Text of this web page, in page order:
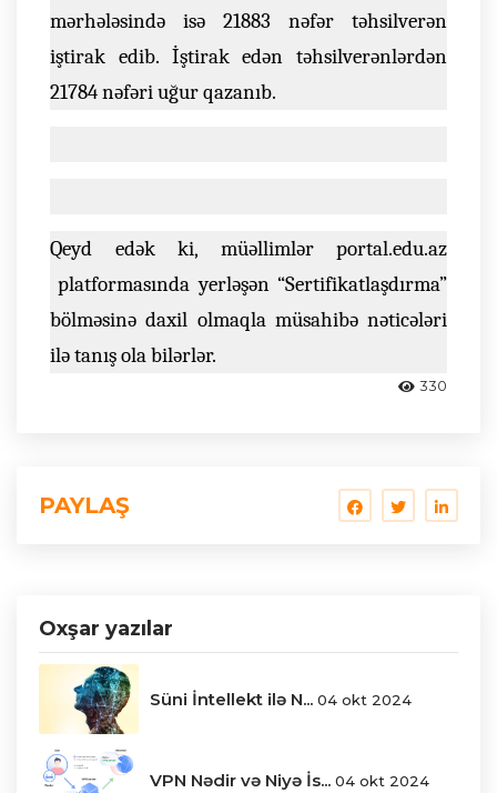
mərhələsində isə 21883 nəfər təhsilverən
iştirak edib. İştirak edən təhsilverənlərdən
21784 nəfəri uğur qazanıb.
Qeyd edək ki, müəllimlər portal.edu.az
platformasında yerləşən “Sertifikatlaşdırma”
bölməsinə daxil olmaqla müsahibə nəticələri
ilə tanış ola bilərlər.
330
PAYLAŞ
Oxşar yazılar
Süni İntellekt ilə N... 04 okt 2024
VPN Nədir və Niyə İs... 04 okt 2024